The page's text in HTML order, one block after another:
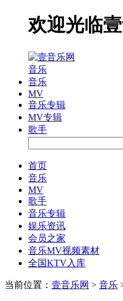
欢迎光临
音乐
音乐
MV
音乐专辑
MV专辑
歌手
首页
音乐
MV
歌手
音乐专辑
娱乐资讯
会员之家
音乐MV视频素材
全国KTV入库
当前位置： 壹音乐网 > 音乐